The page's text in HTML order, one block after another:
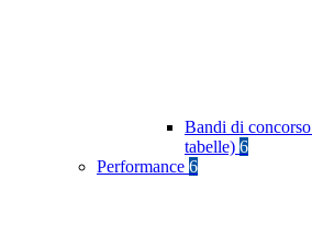
Bandi di
tabelle) 6
Performance 6